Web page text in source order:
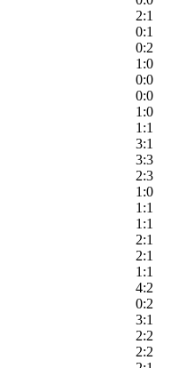
2:1
0:1
0:2
1:0
0:0
0:0
1:0
1:1
3:1
3:3
2:3
1:0
1:1
1:1
2:1
2:1
1:1
4:2
0:2
3:1
2:2
2:2